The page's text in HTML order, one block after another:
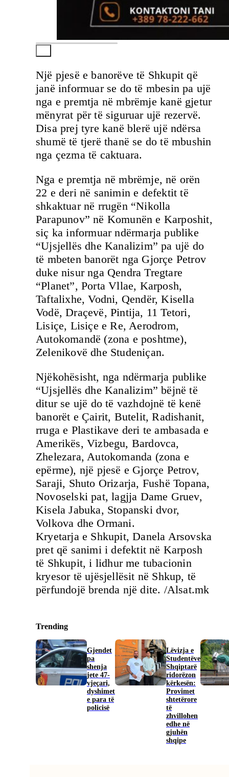
Një pjesë e banorëve të Shkupit që
janë informuar se do të mbesin pa ujë
nga e premtja në mbrëmje kanë gjetur
mënyrat për të siguruar ujë rezervë.
Disa prej tyre kanë blerë ujë ndërsa
shumë të tjerë thanë se do të mbushin
nga çezma të caktuara.
Nga e premtja në mbrëmje, në orën
22 e deri në sanimin e defektit të
shkaktuar në rrugën “Nikolla
Parapunov” në Komunën e Karposhit,
siç ka informuar ndërmarja publike
“Ujsjellës dhe Kanalizim” pa ujë do
të mbeten banorët nga Gjorçe Petrov
duke nisur nga Qendra Tregtare
“Planet”, Porta Vllae, Karposh,
Taftalixhe, Vodni, Qendër, Kisella
Vodë, Draçevë, Pintija, 11 Tetori,
Lisiçe, Lisiçe e Re, Aerodrom,
Autokomandë (zona e poshtme),
Zelenikovë dhe Studeniçan.
Njëkohësisht, nga ndërmarja publike
“Ujsjellës dhe Kanalizim” bëjnë të
ditur se ujë do të vazhdojnë të kenë
banorët e Çairit, Butelit, Radishanit,
rruga e Plastikave deri te ambasada e
Amerikës, Vizbegu, Bardovca,
Zhelezara, Autokomanda (zona e
epërme), një pjesë e Gjorçe Petrov,
Saraji, Shuto Orizarja, Fushë Topana,
Novoselski pat, lagjja Dame Gruev,
Kisela Jabuka, Stopanski dvor,
Volkova dhe Ormani.
Kryetarja e Shkupit, Danela Arsovska
pret që sanimi i defektit në Karposh
të Shkupit, i lidhur me tubacionin
kryesor të ujësjellësit në Shkup, të
përfundojë brenda një dite. /Alsat.mk
Trending
Gjendet
pa
shenja
jete 47-
vjeçari,
dyshimet
e para të
policisë
Lëvizja e
Studentëve
Shqiptarë
ridorëzon
kërkesën:
Provimet
shtetërore
të
zhvillohen
edhe në
gjuhën
shqipe